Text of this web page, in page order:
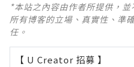
*本站之內容由作者所提供，
所有博客的立場、真實性、準
任。
【 U Creator 招募 】